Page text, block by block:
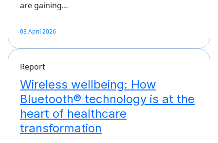
are gaining…
03 April 2026
Report
Wireless wellbeing: How
Bluetooth® technology is at the
heart of healthcare
transformation